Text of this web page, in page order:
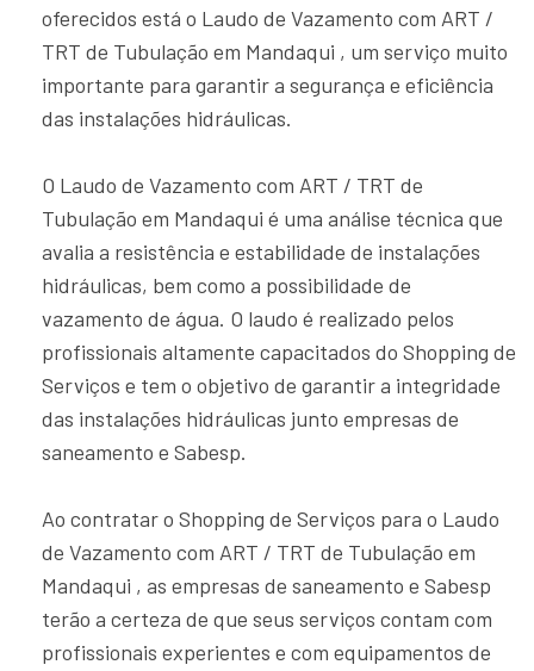
oferecidos está o Laudo de Vazamento com ART /
TRT de Tubulação em Mandaqui , um serviço muito
importante para garantir a segurança e eficiência
das instalações hidráulicas.
O Laudo de Vazamento com ART / TRT de
Tubulação em Mandaqui é uma análise técnica que
avalia a resistência e estabilidade de instalações
hidráulicas, bem como a possibilidade de
vazamento de água. O laudo é realizado pelos
profissionais altamente capacitados do Shopping de
Serviços e tem o objetivo de garantir a integridade
das instalações hidráulicas junto empresas de
saneamento e Sabesp.
Ao contratar o Shopping de Serviços para o Laudo
de Vazamento com ART / TRT de Tubulação em
Mandaqui , as empresas de saneamento e Sabesp
terão a certeza de que seus serviços contam com
profissionais experientes e com equipamentos de